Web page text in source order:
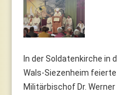
In der Soldatenkirche in
Wals-Siezenheim
Militärbischof Dr.